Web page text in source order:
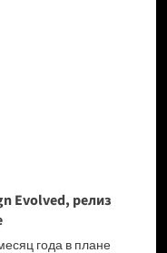
Evolved, релиз
года в плане